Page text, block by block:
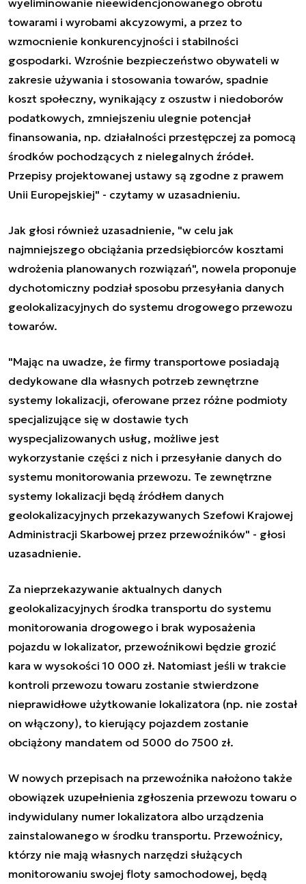
towarami i wyrobami akcyzowymi, a przez to
wzmocnienie konkurencyjności i stabilności
gospodarki. Wzrośnie bezpieczeństwo obywateli w
zakresie używania i stosowania towarów, spadnie
koszt społeczny, wynikający z oszustw i niedoborów
podatkowych, zmniejszeniu ulegnie potencjał
finansowania, np. działalności przestępczej za pomocą
środków pochodzących z nielegalnych źródeł.
Przepisy projektowanej ustawy są zgodne z prawem
Unii Europejskiej" - czytamy w uzasadnieniu.
Jak głosi również uzasadnienie, "w celu jak
najmniejszego obciążania przedsiębiorców kosztami
wdrożenia planowanych rozwiązań", nowela proponuje
dychotomiczny podział sposobu przesyłania danych
geolokalizacyjnych do systemu drogowego przewozu
towarów.
"Mając na uwadze, że firmy transportowe posiadają
dedykowane dla własnych potrzeb zewnętrzne
systemy lokalizacji, oferowane przez różne podmioty
specjalizujące się w dostawie tych
wyspecjalizowanych usług, możliwe jest
wykorzystanie części z nich i przesyłanie danych do
systemu monitorowania przewozu. Te zewnętrzne
systemy lokalizacji będą źródłem danych
geolokalizacyjnych przekazywanych Szefowi Krajowej
Administracji Skarbowej przez przewoźników" - głosi
uzasadnienie.
Za nieprzekazywanie aktualnych danych
geolokalizacyjnych środka transportu do systemu
monitorowania drogowego i brak wyposażenia
pojazdu w lokalizator, przewoźnikowi będzie grozić
kara w wysokości 10 000 zł. Natomiast jeśli w trakcie
kontroli przewozu towaru zostanie stwierdzone
nieprawidłowe użytkowanie lokalizatora (np. nie został
on włączony), to kierujący pojazdem zostanie
obciążony mandatem od 5000 do 7500 zł.
W nowych przepisach na przewoźnika nałożono także
obowiązek uzupełnienia zgłoszenia przewozu towaru o
indywidulany numer lokalizatora albo urządzenia
zainstalowanego w środku transportu. Przewoźnicy,
którzy nie mają własnych narzędzi służących
monitorowaniu swojej floty samochodowej, będą